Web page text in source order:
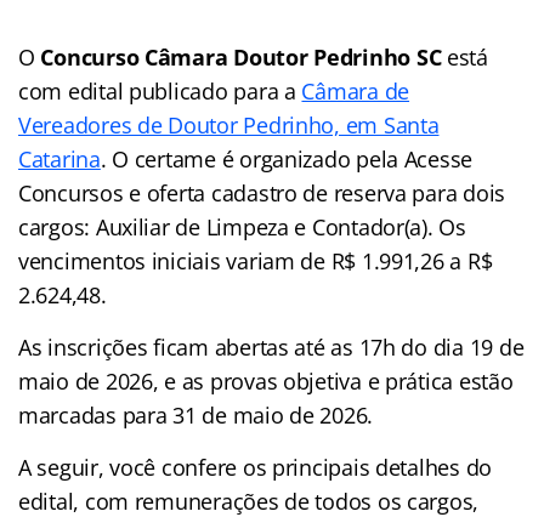
O Concurso Câmara Doutor Pedrinho SCestá
com edital publicado para a Câmara de
Vereadores de Doutor Pedrinho, em Santa
Catarina. O certame é organizado pela Acesse
Concursos e oferta cadastro de reserva para dois
cargos: Auxiliar de Limpeza e Contador(a). Os
vencimentos iniciais variam de R$ 1.991,26 a R$
2.624,48.
As inscrições ficam abertas até as 17h do dia 19 de
maio de 2026, e as provas objetiva e prática estão
marcadas para 31 de maio de 2026.
A seguir, você confere os principais detalhes do
edital, com remunerações de todos os cargos,